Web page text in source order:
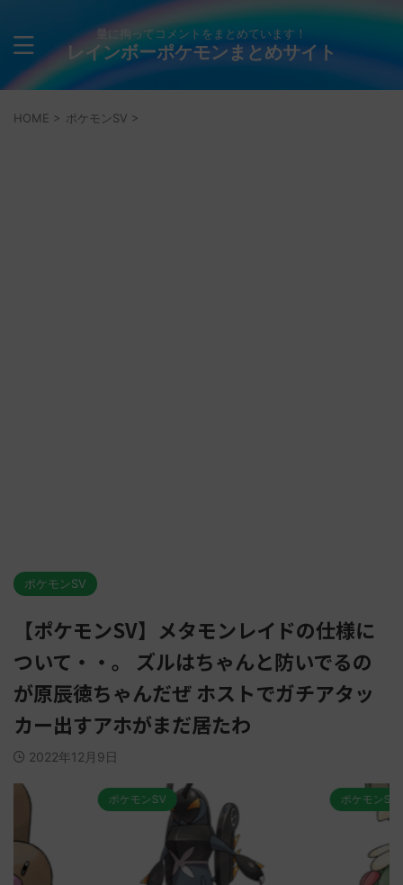
量に拘ってコメントをまとめています！
レインボーポケモンまとめサイト
HOME > ポケモンSV >
ポケモンSV
【ポケモンSV】メタモンレイドの仕様に
ついて・・。 ズルはちゃんと防いでるの
が原辰徳ちゃんだぜ ホストでガチアタッ
カー出すアホがまだ居たわ
2022年12月9日
ポケモンSV ポケモンSV